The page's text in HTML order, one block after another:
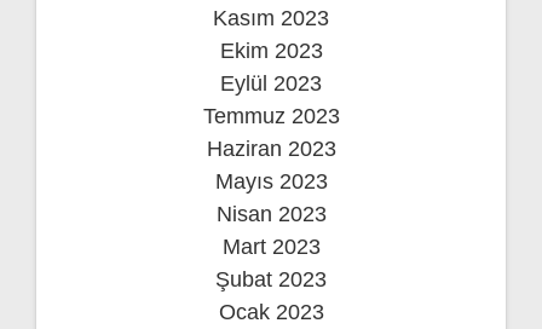
Kasım 2023
Ekim 2023
Eylül 2023
Temmuz 2023
Haziran 2023
Mayıs 2023
Nisan 2023
Mart 2023
Şubat 2023
Ocak 2023